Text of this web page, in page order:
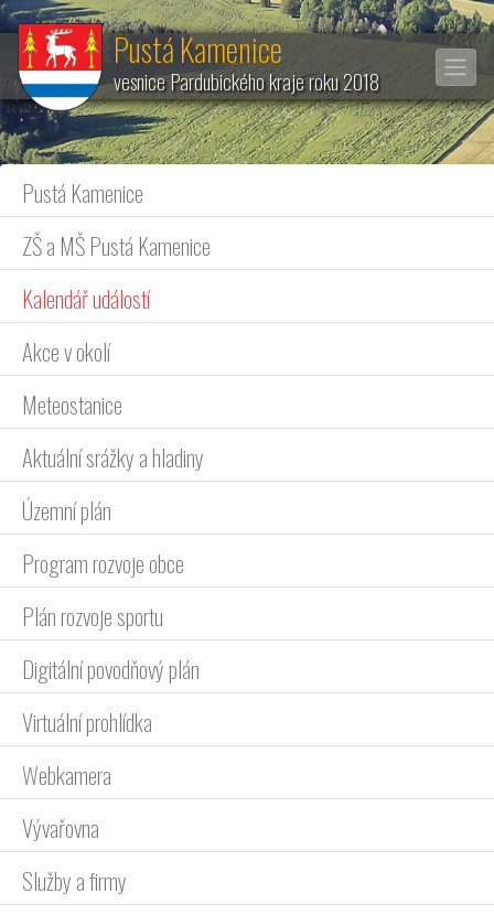
Pustá Kamenice
vesnice Pardubického kraje roku 2018
Pustá Kamenice
ZŠ a MŠ Pustá Kamenice
Kalendář událostí
Akce v okolí
Meteostanice
Aktuální srážky a hladiny
Územní plán
Program rozvoje obce
Plán rozvoje sportu
Digitální povodňový plán
Virtuální prohlídka
Webkamera
Vývařovna
Služby a firmy